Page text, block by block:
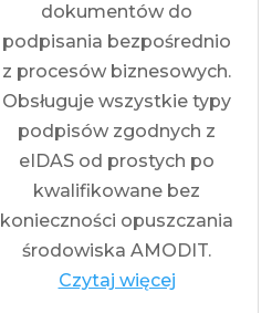
dokumentów do
podpisania bezpośrednio
z procesów biznesowych.
Obsługuje wszystkie typy
podpisów zgodnych z
eIDAS od prostych po
kwalifikowane bez
konieczności opuszczania
środowiska AMODIT.
Czytaj więcej